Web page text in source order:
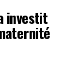
investit